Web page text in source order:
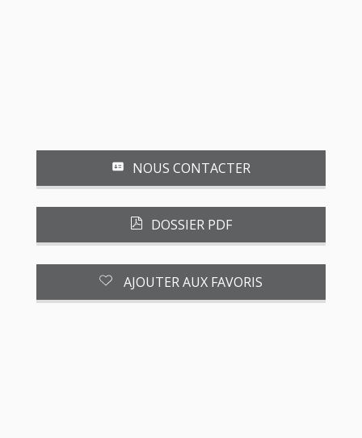
NOUS CONTACTER
DOSSIER PDF
AJOUTER AUX FAVORIS